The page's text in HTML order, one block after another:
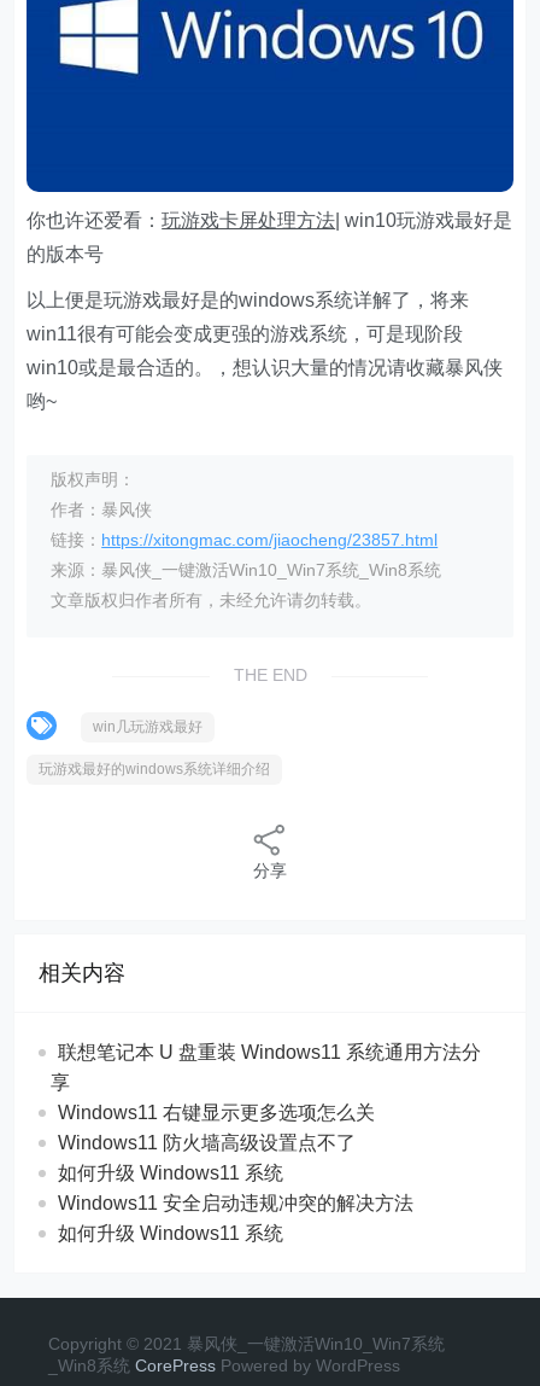
你也许还爱看：玩游戏卡屏处理方法 | win10玩游戏最好是
的版本号
以上便是玩游戏最好是的windows系统详解了，将来
win11很有可能会变成更强的游戏系统，可是现阶段
win10或是最合适的。，想认识大量的情况请收藏暴风侠
哟~
版权声明：
作者：暴风侠
链接： https://xitongmac.com/jiaocheng/23857.html
来源：暴风侠_一键激活Win10_Win7系统_Win8系统
文章版权归作者所有，未经允许请勿转载。
THE END
win几玩游戏最好
玩游戏最好的windows系统详细介绍
分享
相关内容
联想笔记本 U 盘重装 Windows11 系统通用方法分
享
Windows11 右键显示更多选项怎么关
Windows11 防火墙高级设置点不了
如何升级 Windows11 系统
Windows11 安全启动违规冲突的解决方法
如何升级 Windows11 系统
Copyright © 2021 暴风侠_一键激活Win10_Win7系统
_Win8系统 CorePress Powered by WordPress